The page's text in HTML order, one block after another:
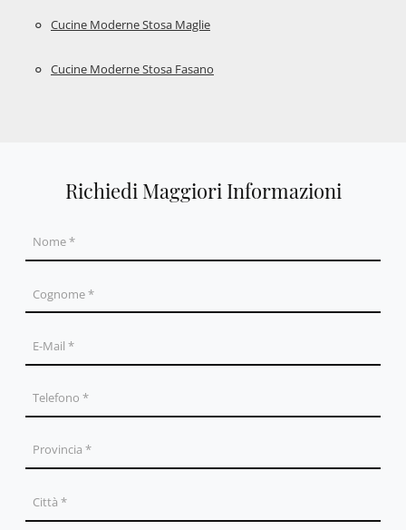
Cucine Moderne Stosa Maglie
Cucine Moderne Stosa Fasano
Richiedi Maggiori Informazioni